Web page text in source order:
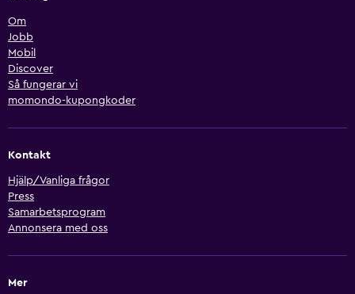
Om
Jobb
Mobil
Discover
Så fungerar vi
momondo-kupongkoder
Kontakt
Hjälp/Vanliga frågor
Press
Samarbetsprogram
Annonsera med oss
Mer